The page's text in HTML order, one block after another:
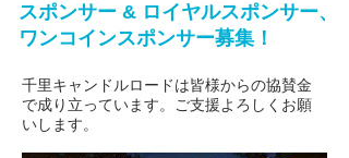
スポンサー & ロイヤルスポンサー、
ワンコインスポンサー募集！
千里キャンドルロードは皆様からの協賛金
で成り立っています。ご支援よろしくお願
いします。